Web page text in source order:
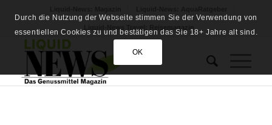
Durch die Nutzung der Webseite stimmen Sie der Verwendung von
essentiellen Cookies zu und bestätigen das Sie 18+ Jahre alt sind.
OK